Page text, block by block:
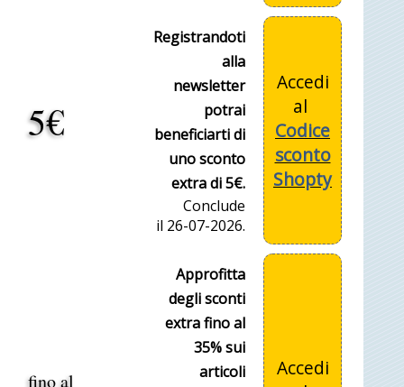
5€
Registrandoti
alla
newsletter
potrai
beneficiarti di
uno sconto
extra di 5€.
Conclude
il 26-07-2026.
Accedi
al
Codice
sconto
Shopty
fino al
Approfitta
degli sconti
extra fino al
35% sui
articoli
Accedi